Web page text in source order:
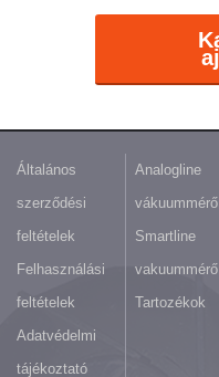
Általános
szerződési
feltételek
Felhasználási
feltételek
Adatvédelmi
tájékoztató
Analogline
vákuummérő
Smartline
vakuummérő
Tartozékok